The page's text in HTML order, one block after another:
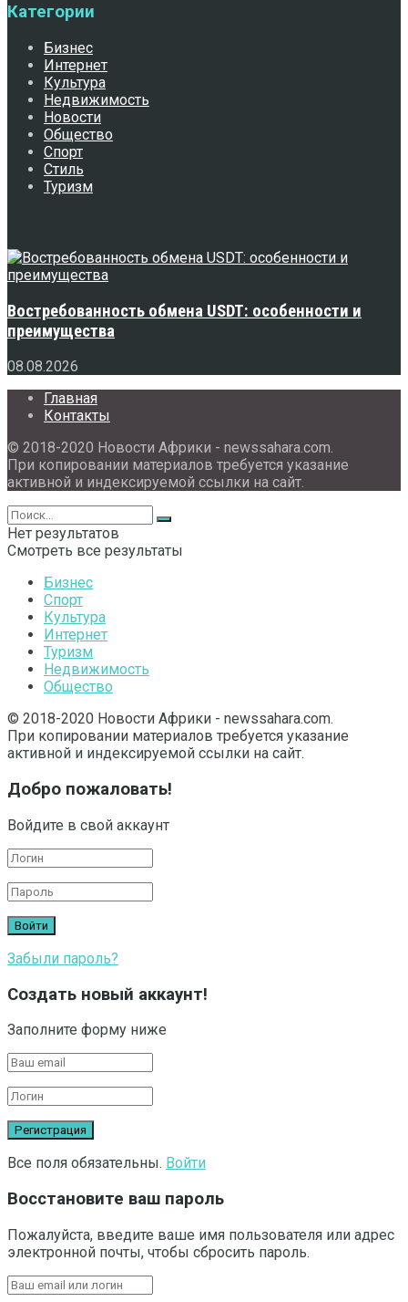
Категории
Бизнес
Интернет
Культура
Недвижимость
Новости
Общество
Спорт
Стиль
Туризм
Востребованность обмена USDT: особенности и
преимущества
08.08.2026
Главная
Контакты
© 2018-2020 Новости Африки - newssahara.com.
При копировании материалов требуется указание
активной и индексируемой ссылки на сайт.
Нет результатов
Смотреть все результаты
Бизнес
Спорт
Культура
Интернет
Туризм
Недвижимость
Общество
© 2018-2020 Новости Африки - newssahara.com.
При копировании материалов требуется указание
активной и индексируемой ссылки на сайт.
Добро пожаловать!
Войдите в свой аккаунт
Забыли пароль?
Создать новый аккаунт!
Заполните форму ниже
Все поля обязательны. Войти
Восстановите ваш пароль
Пожалуйста, введите ваше имя пользователя или адрес
электронной почты, чтобы сбросить пароль.